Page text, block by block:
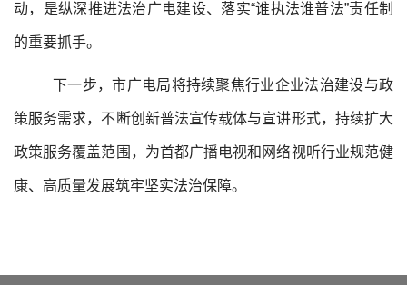
动，是纵深推进法治广电建设、落实“谁执法谁普法”责任制
的重要抓手。
下一步，市广电局将持续聚焦行业企业法治建设与政
策服务需求，不断创新普法宣传载体与宣讲形式，持续扩大
政策服务覆盖范围，为首都广播电视和网络视听行业规范健
康、高质量发展筑牢坚实法治保障。